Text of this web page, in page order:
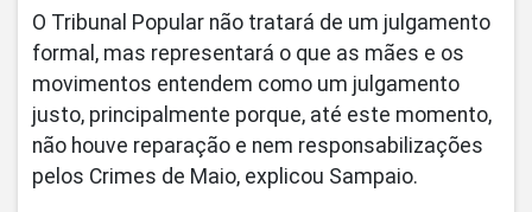
O Tribunal Popular não tratará de um julgamento
formal, mas representará o que as mães e os
movimentos entendem como um julgamento
justo, principalmente porque, até este momento,
não houve reparação e nem responsabilizações
pelos Crimes de Maio, explicou Sampaio.